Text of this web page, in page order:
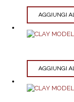
AGGIUNGI
AGGIUNGI